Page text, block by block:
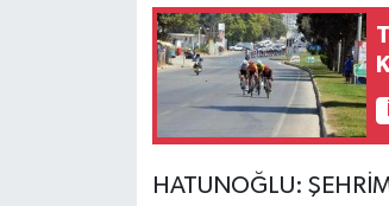
HATUNOĞLU: